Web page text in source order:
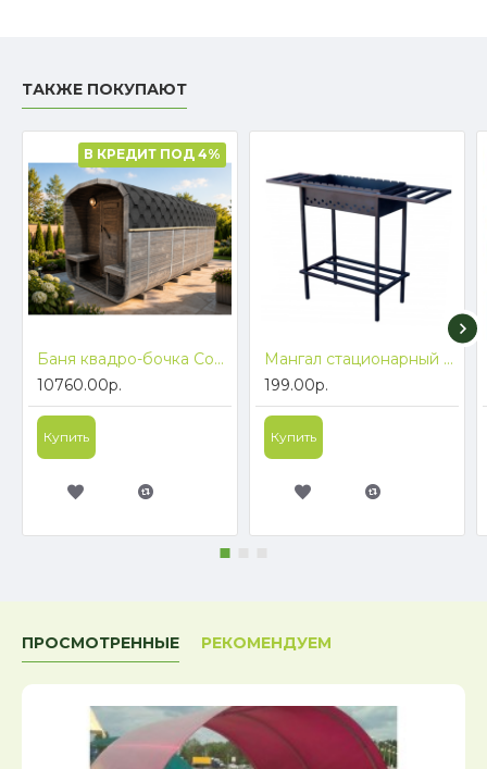
ТАКЖЕ ПОКУПАЮТ
В КРЕДИТ ПОД 4%
Баня квадро-бочка ComfortProm 4 метра с печным узлом и предбанником + терраса 0,5м
10760.00р.
Купить
Мангал стационарный ComfortProm Велес + ПОДАРОК! Бесплатная доставка
199.00р.
Купить
ПРОСМОТРЕННЫЕ РЕКОМЕНДУЕМ